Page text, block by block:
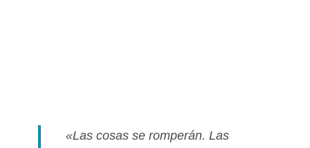
«Las cosas se romperán. Las